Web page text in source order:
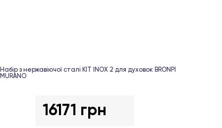
Набір з нержавіючої сталі KIT INOX 2 для духовок BRONPI
MURANO
16171 грн